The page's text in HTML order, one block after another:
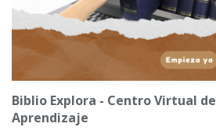
Biblio Explora - Centro Virtual de
Aprendizaje